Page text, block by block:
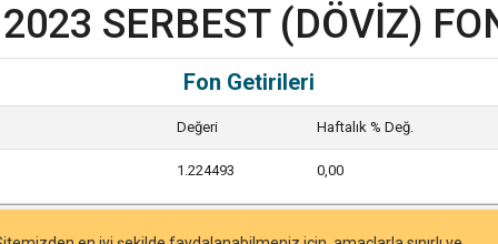
SERBEST (DÖVİZ)
Fon Getirileri
Değeri Haftalık % Değ.
1.224493 0,00